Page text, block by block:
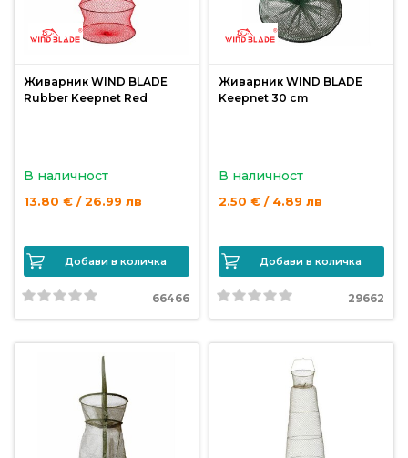
Връщане
Политика
Политика
за
използване
на
“бисквитки”
Copyright
Живарник WIND BLADE
Rubber Keepnet Red
В наличност
13.80 € / 26.99 лв
Добави в количка
66466
Живарник WIND BLADE
Keepnet 30 cm
В наличност
2.50 € / 4.89 лв
Добави в количка
29662